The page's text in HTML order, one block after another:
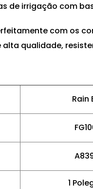
de irrigação com
com os
qualidade,
Rain
1